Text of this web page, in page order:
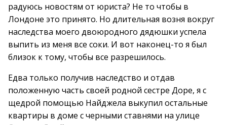
радуюсь новостям от юриста? Не то чтобы в
Лондоне это принято. Но длительная возня вокруг
наследства моего двоюродного дядюшки успела
выпить из меня все соки. И вот наконец-то я был
близок к тому, чтобы все разрешилось.
Едва только получив наследство и отдав
положенную часть своей родной сестре Доре, я с
щедрой помощью Найджела выкупил остальные
квартиры в доме с черными ставнями на улице